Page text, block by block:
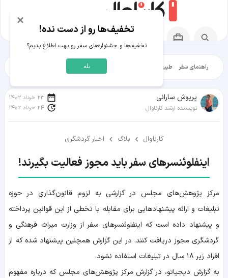
راهنمای سفر طبیعت‌گردی شهرگردی
پریوش سارانی
نویسنده ارشد کارناوال
23 خرداد 1402
24 خرداد 1402
کارناوال بلاگ اخبار گردشگری
اینفلوئنسرهای سفر باید مجوز فعالیت بگیرند!
مرکز پژوهش‌های مجلس در گزارشی به لزوم قانون‌گذاری در حوزه
تبلیغات و ارائه پیشنهادهایی برای مقابله با تخطی از این قوانین پرداخته
و پیشنهاد داده است که اینفلوئنسرهای سفر از وزارت میراث فرهنگی و
گردشگری مجوز دریافت کنند. در این گزارش همچنین پیشنهاد شده که از
افراد زیر ۱۸ سال در تبلیغات استفاده نشود.
به گزارش دیجیاتو، در گزارش مرکز پژوهش‌های مجلس که درباره مفهوم
×
تخفیف‌ها رو از دست نده!
تخفیف‌ها و جشنواره‌های سفر رو بهت اطلاع بدیم؟
بله